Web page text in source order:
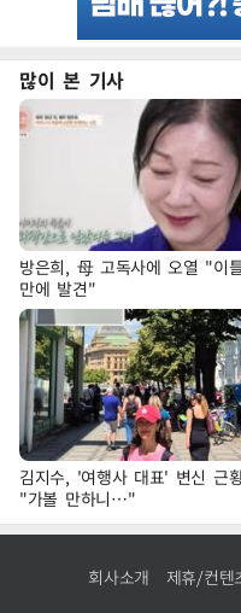
많이 본 기사
방은희, 母 고독사에 오열 "이
만에 발견"
김지수, '여행사 대표' 변신 근
"가볼 만하니…"
회사소개 제휴/컨텐